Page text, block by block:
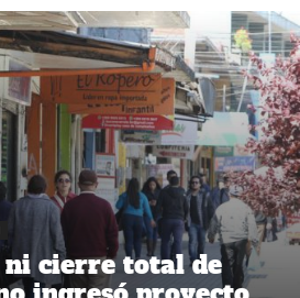
ni cierre total de